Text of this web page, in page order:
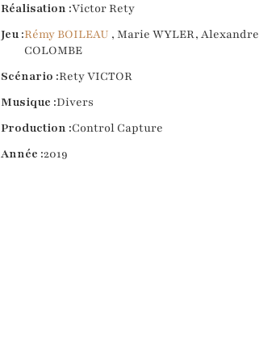
Réalisation :Victor Rety
Jeu :Rémy BOILEAU , Marie WYLER, Alexandre
COLOMBE
Scénario :Rety VICTOR
Musique :Divers
Production :Control Capture
Année :2019